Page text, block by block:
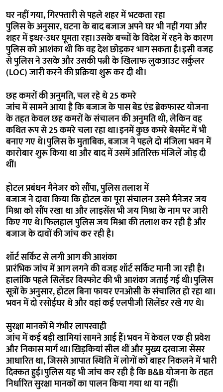
घर नहीं गया, गिरफ्तारी से पहले शहर में भटकता रहा
पुलिस के अनुसार, घटना के बाद बजाज अपने घर भी नहीं गया और
शहर में इधर-उधर घूमता रहा। उसके बच्चों के विदेश में रहने के कारण
पुलिस को आशंका थी कि वह देश छोड़कर भाग सकता है। इसी वजह
से पुलिस ने उसके और उसकी पत्नी के खिलाफ लुकआउट सर्कुलर
(LOC) जारी करने की प्रक्रिया शुरू कर दी थी।
छह कमरों की अनुमति, चल रहे थे 25 कमरे
जांच में सामने आया है कि बजाज के पास बेड एंड ब्रेकफास्ट योजना
के तहत केवल छह कमरों के संचालन की अनुमति थी, लेकिन वह
कथित रूप से 25 कमरे चला रहा था। इनमें कुछ कमरे बेसमेंट में भी
बनाए गए थे। पुलिस के मुताबिक, बजाज ने पहले दो मंजिला भवन में
कारोबार शुरू किया था और बाद में उसमें अतिरिक्त मंजिलें जोड़ दी
थीं।
होटल प्रबंधन मैनेजर को सौंपा, पुलिस तलाश में
बजाज ने दावा किया कि होटल का पूरा संचालन उसने मैनेजर जय
मिश्रा को सौंप रखा था और लाइसेंस भी जय मिश्रा के नाम पर जारी
किए गए थे। फिलहाल पुलिस जय मिश्रा की तलाश कर रही है और
बजाज के दावों की जांच कर रही है।
शॉर्ट सर्किट से लगी आग की आशंका
प्रारंभिक जांच में आग लगने की वजह शॉर्ट सर्किट मानी जा रही है।
हालांकि पहले सिलेंडर विस्फोट की भी आशंका जताई गई थी। पुलिस
सूत्रों के अनुसार, होटल बिना फायर एनओसी के संचालित हो रहा था।
भवन में दो रसोईघर थे और वहां कई एलपीजी सिलेंडर रखे गए थे।
सुरक्षा मानकों में गंभीर लापरवाही
जांच में कई बड़ी खामियां सामने आई हैं। भवन में केवल एक ही प्रवेश
और निकास मार्ग था। खिड़कियां सील थीं और मुख्य दरवाजा सेंसर
आधारित था, जिससे आपात स्थिति में लोगों को बाहर निकलने में भारी
दिक्कत हुई। पुलिस यह भी जांच कर रही है कि B&B योजना के तहत
निर्धारित सुरक्षा मानकों का पालन किया गया था या नहीं।